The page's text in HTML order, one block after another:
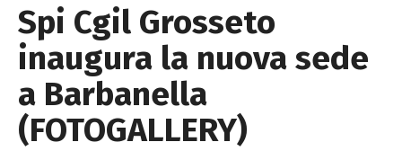
Spi Cgil Grosseto
inaugura la nuova sede
a Barbanella
(FOTOGALLERY)